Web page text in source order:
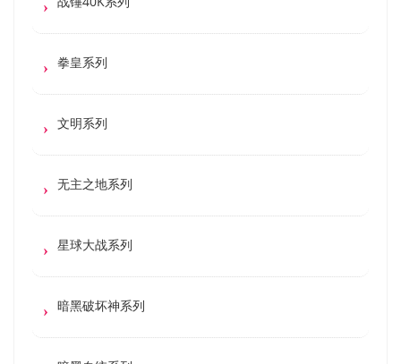
拳皇系列
文明系列
无主之地系列
星球大战系列
暗黑破坏神系列